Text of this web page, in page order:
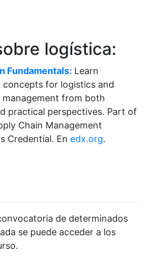
logística:
Fundamentals: Learn
concepts for logistics and
management from both
practical perspectives. Part of
Chain Management
Credential. En edx.org.
de determinados
se puede acceder a los